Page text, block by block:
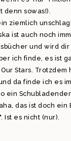
denn sowas!).
ziemlich
ist auch noch
und wird
ich finde, es ist
Stars. Trotzdem
da finde ich es
ein
das ist doch ein
Ist es nicht (nur).